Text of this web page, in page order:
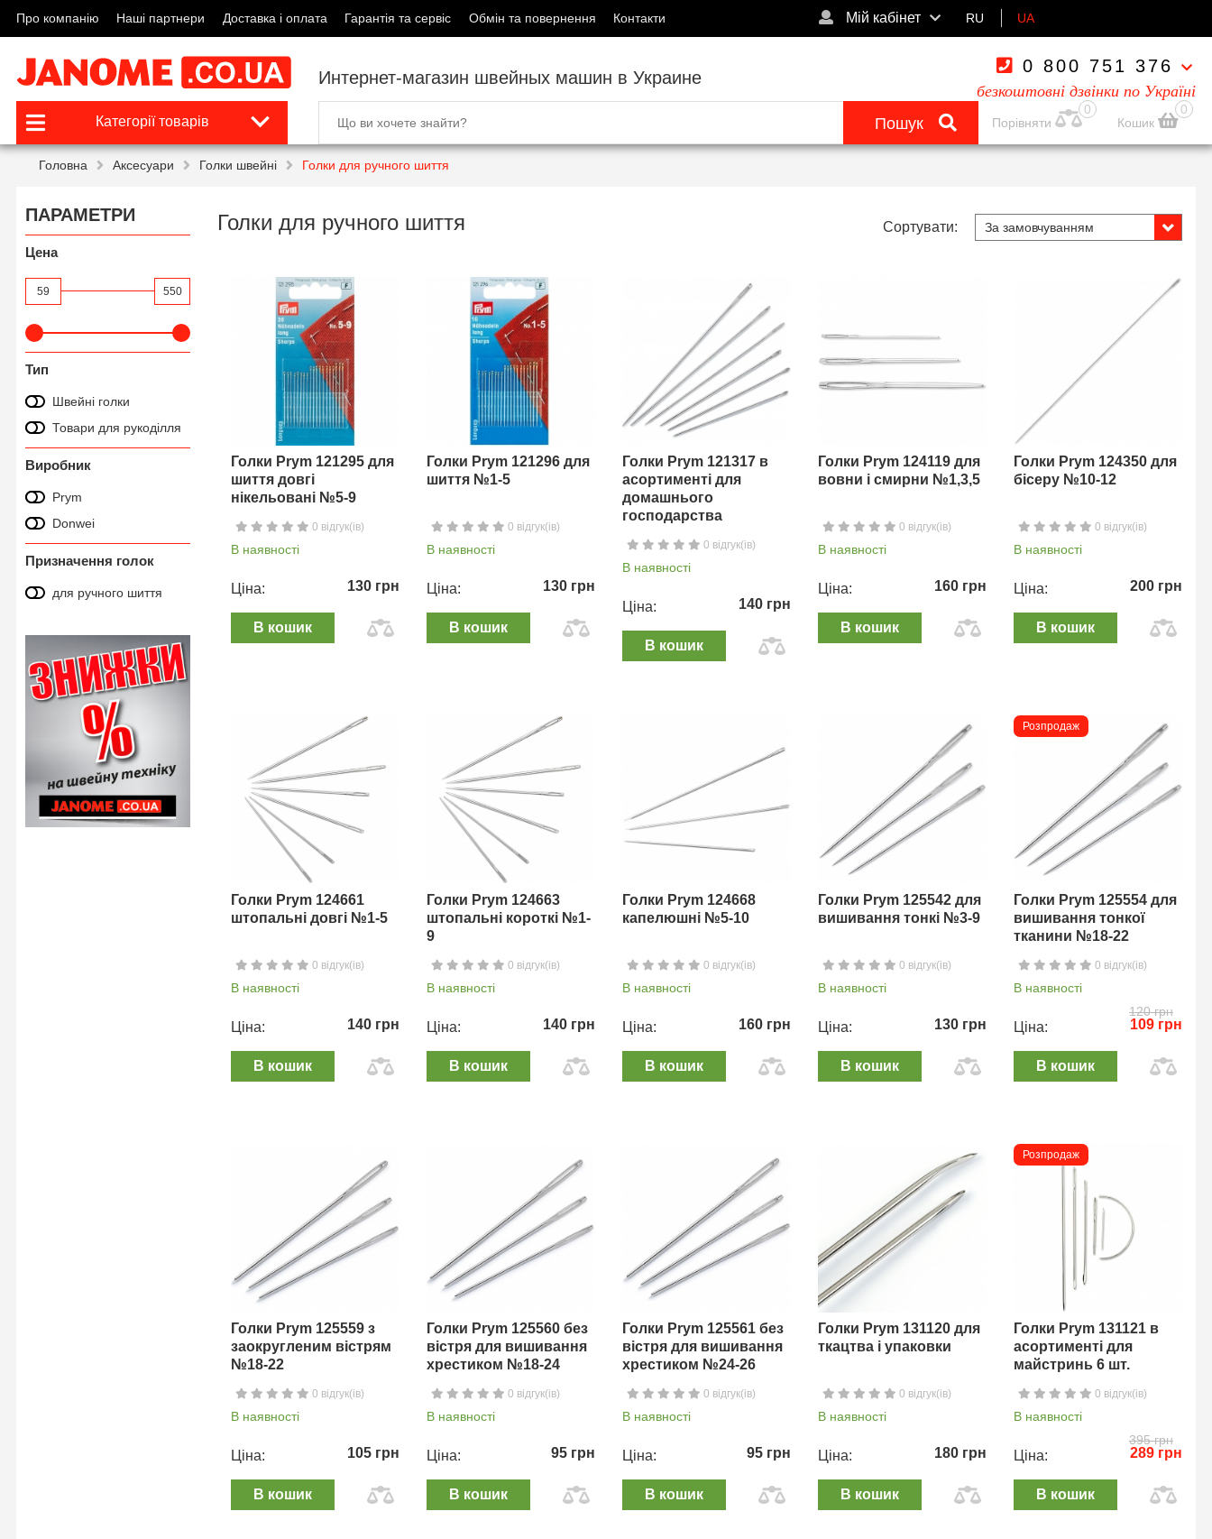
Про компанію Наші партнери Доставка і оплата Гарантія та сервіс Обмін та повернення Контакти Мій кабінет RU UA
Интернет-магазин швейных машин в Украине
0 800 751 376
безкоштовні дзвінки по Україні
Категорії товарів Пошук
0
Порівняти
0
Кошик
Головна Аксесуари Голки швейні Голки для ручного шиття
ПАРАМЕТРИ
Цена
59 550
Тип
Швейні голки
Товари для рукоділля
Виробник
Prym
Donwei
Призначення голок
для ручного шиття
Голки для ручного шиття Сортувати:
Голки Prym 121295 для
шиття довгі
нікельовані №5-9
0 відгук(ів)
В наявності
Ціна: 130 грн
В кошик
Голки Prym 121296 для
шиття №1-5
0 відгук(ів)
В наявності
Ціна: 130 грн
В кошик
Голки Prym 121317 в
асортименті для
домашнього
господарства
0 відгук(ів)
В наявності
Ціна: 140 грн
В кошик
Голки Prym 124119 для
вовни і смирни №1,3,5
0 відгук(ів)
В наявності
Ціна: 160 грн
В кошик
Голки Prym 124350 для
бісеру №10-12
0 відгук(ів)
В наявності
Ціна: 200 грн
В кошик
Голки Prym 124661
штопальні довгі №1-5
0 відгук(ів)
В наявності
Ціна: 140 грн
В кошик
Голки Prym 124663
штопальні короткі №1-
9
0 відгук(ів)
В наявності
Ціна: 140 грн
В кошик
Голки Prym 124668
капелюшні №5-10
0 відгук(ів)
В наявності
Ціна: 160 грн
В кошик
Голки Prym 125542 для
вишивання тонкі №3-9
0 відгук(ів)
В наявності
Ціна: 130 грн
В кошик
Розпродаж
Голки Prym 125554 для
вишивання тонкої
тканини №18-22
0 відгук(ів)
В наявності
120 грн
Ціна: 109 грн
В кошик
Голки Prym 125559 з
заокругленим вістрям
№18-22
0 відгук(ів)
В наявності
Ціна: 105 грн
В кошик
Голки Prym 125560 без
вістря для вишивання
хрестиком №18-24
0 відгук(ів)
В наявності
Ціна: 95 грн
В кошик
Голки Prym 125561 без
вістря для вишивання
хрестиком №24-26
0 відгук(ів)
В наявності
Ціна: 95 грн
В кошик
Голки Prym 131120 для
ткацтва і упаковки
0 відгук(ів)
В наявності
Ціна: 180 грн
В кошик
Розпродаж
Голки Prym 131121 в
асортименті для
майстринь 6 шт.
0 відгук(ів)
В наявності
395 грн
Ціна: 289 грн
В кошик